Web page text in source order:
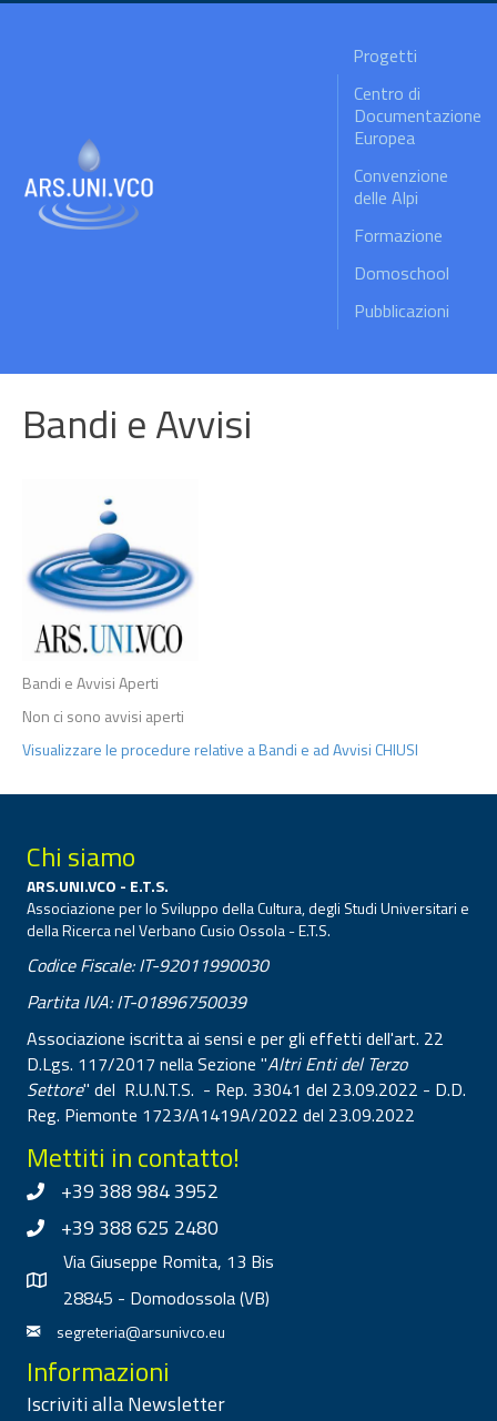
Progetti
Centro di
Documentazione
Europea
Convenzione
delle Alpi
Formazione
Domoschool
Pubblicazioni
Bandi e Avvisi
Bandi e Avvisi Aperti
Non ci sono avvisi aperti
Visualizzare le procedure relative a Bandi e ad Avvisi CHIUSI
Chi siamo
ARS.UNI.VCO - E.T.S.
Associazione per lo Sviluppo della Cultura, degli Studi Universitari e
della Ricerca nel Verbano Cusio Ossola - E.T.S.
Codice Fiscale: IT-92011990030
Partita IVA: IT-01896750039
Associazione iscritta ai sensi e per gli effetti dell'art. 22
D.Lgs. 117/2017 nella Sezione "Altri Enti del Terzo
Settore" del R.U.N.T.S. - Rep. 33041 del 23.09.2022 - D.D.
Reg. Piemonte 1723/A1419A/2022 del 23.09.2022
Mettiti in contatto!
+39 388 984 3952
+39 388 625 2480
Via Giuseppe Romita, 13 Bis
28845 - Domodossola (VB)
segreteria@arsunivco.eu
Informazioni
Iscriviti alla Newsletter